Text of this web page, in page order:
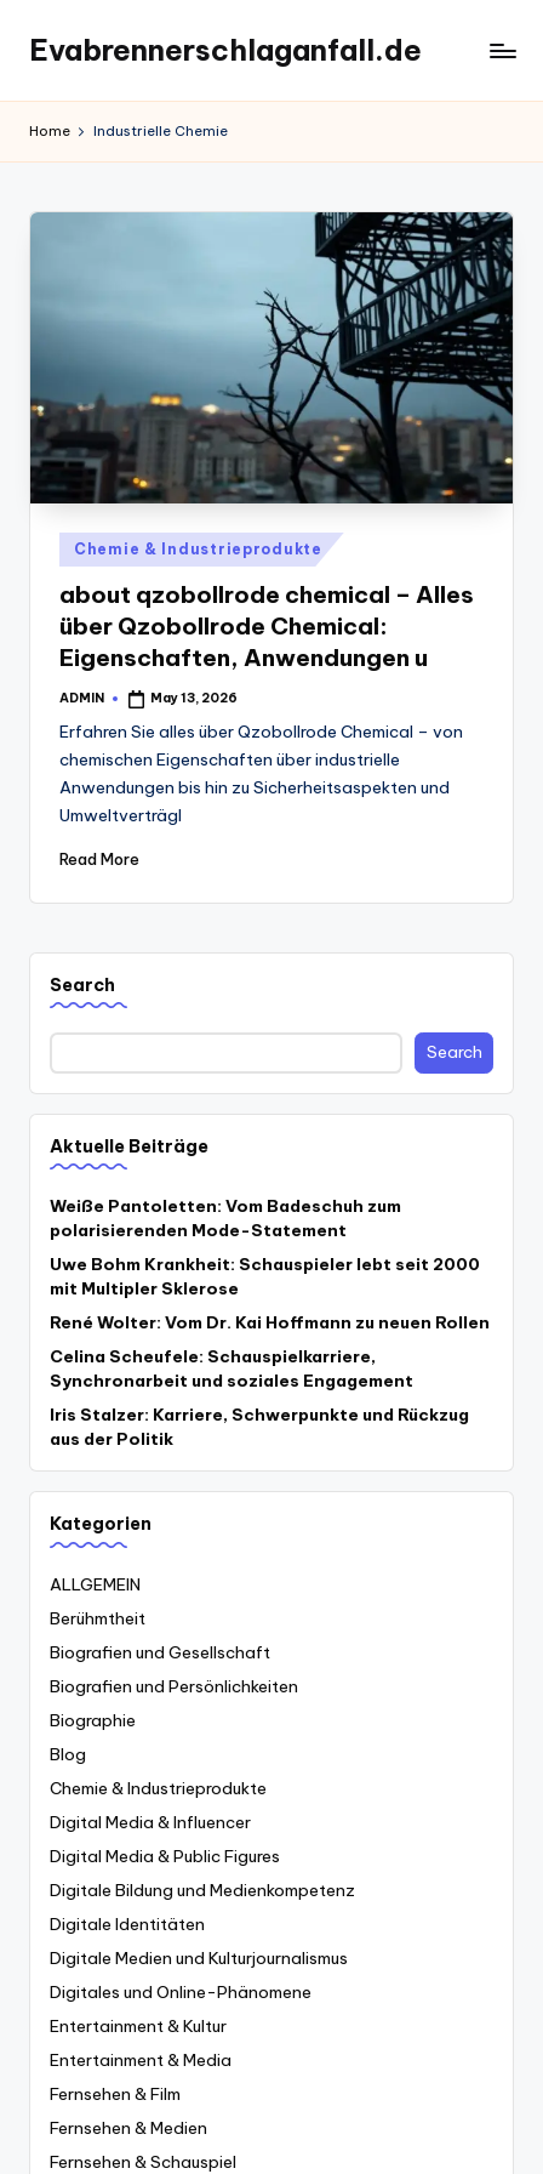
content
Evabrennerschlaganfall.de
Home Industrielle Chemie
Posted
in
Chemie & Industrieprodukte
about qzobollrode chemical – Alles
über Qzobollrode Chemical:
Eigenschaften, Anwendungen u
Posted
ADMIN May 13, 2026
Erfahren Sie alles über Qzobollrode Chemical – von
chemischen Eigenschaften über industrielle
Anwendungen bis hin zu Sicherheitsaspekten und
Umweltverträgl
Read More
Search
Search
Aktuelle Beiträge
Weiße Pantoletten: Vom Badeschuh zum
polarisierenden Mode-Statement
Uwe Bohm Krankheit: Schauspieler lebt seit 2000
mit Multipler Sklerose
René Wolter: Vom Dr. Kai Hoffmann zu neuen Rollen
Celina Scheufele: Schauspielkarriere,
Synchronarbeit und soziales Engagement
Iris Stalzer: Karriere, Schwerpunkte und Rückzug
aus der Politik
Kategorien
ALLGEMEIN
Berühmtheit
Biografien und Gesellschaft
Biografien und Persönlichkeiten
Biographie
Blog
Chemie & Industrieprodukte
Digital Media & Influencer
Digital Media & Public Figures
Digitale Bildung und Medienkompetenz
Digitale Identitäten
Digitale Medien und Kulturjournalismus
Digitales und Online-Phänomene
Entertainment & Kultur
Entertainment & Media
Fernsehen & Film
Fernsehen & Medien
Fernsehen & Schauspiel